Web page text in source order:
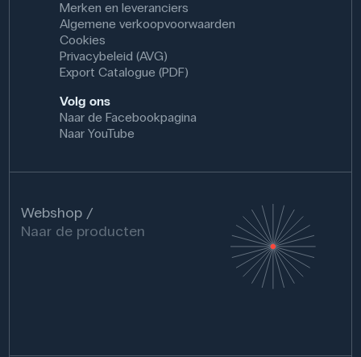
Merken en leveranciers
Algemene verkoopvoorwaarden
Cookies
Privacybeleid (AVG)
Export Catalogue (PDF)
Volg ons
Naar de Facebookpagina
Naar YouTube
Webshop
Naar de producten